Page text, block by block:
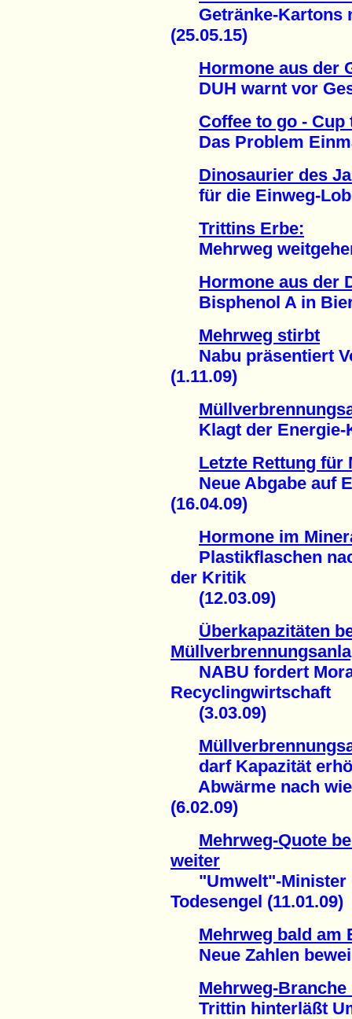
Getränke-Kartons
(25.05.15)
Hormone aus der
DUH warnt vor
Coffee to go - Cup
Das Problem
Dinosaurier des
für die Einweg-
Trittins Erbe:
Mehrweg
Hormone aus der
Bisphenol A in Bier
Mehrweg stirbt
Nabu präsentiert
(1.11.09)
Klagt der Energie-
Letzte Rettung für
Neue Abgabe auf
(16.04.09)
Hormone im
Plastikflaschen
der Kritik
(12.03.09)
Überkapazitäten
NABU fordert
Recyclingwirtschaft
(3.03.09)
darf Kapazität
Abwärme nach wie
(6.02.09)
Mehrweg-Quote
weiter
"Umwelt"-Minister
Todesengel (11.01.09)
Mehrweg bald am
Neue Zahlen
Mehrweg-
Trittin hinterläßt